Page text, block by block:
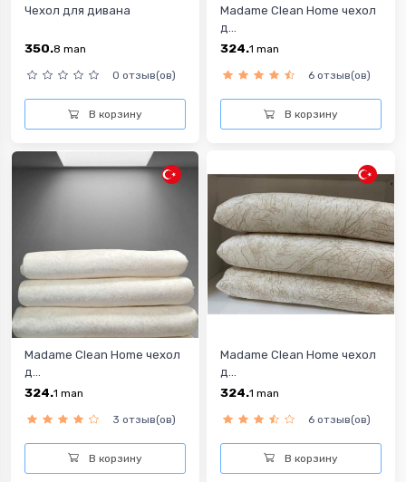
Чехол для дивана
350.8 man
0 отзыв(ов)
В корзину
Madame Clean Home чехол
д...
324.1 man
6 отзыв(ов)
В корзину
Madame Clean Home чехол
д...
324.1 man
3 отзыв(ов)
В корзину
Madame Clean Home чехол
д...
324.1 man
6 отзыв(ов)
В корзину